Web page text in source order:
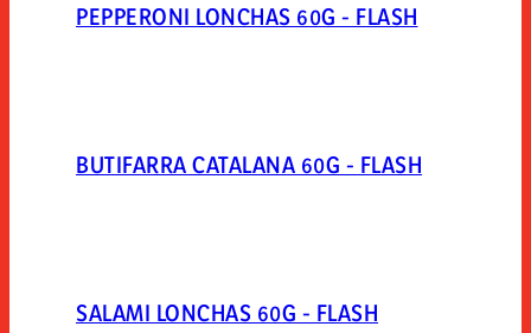
PEPPERONI LONCHAS 60G - FLASH
BUTIFARRA CATALANA 60G - FLASH
SALAMI LONCHAS 60G - FLASH